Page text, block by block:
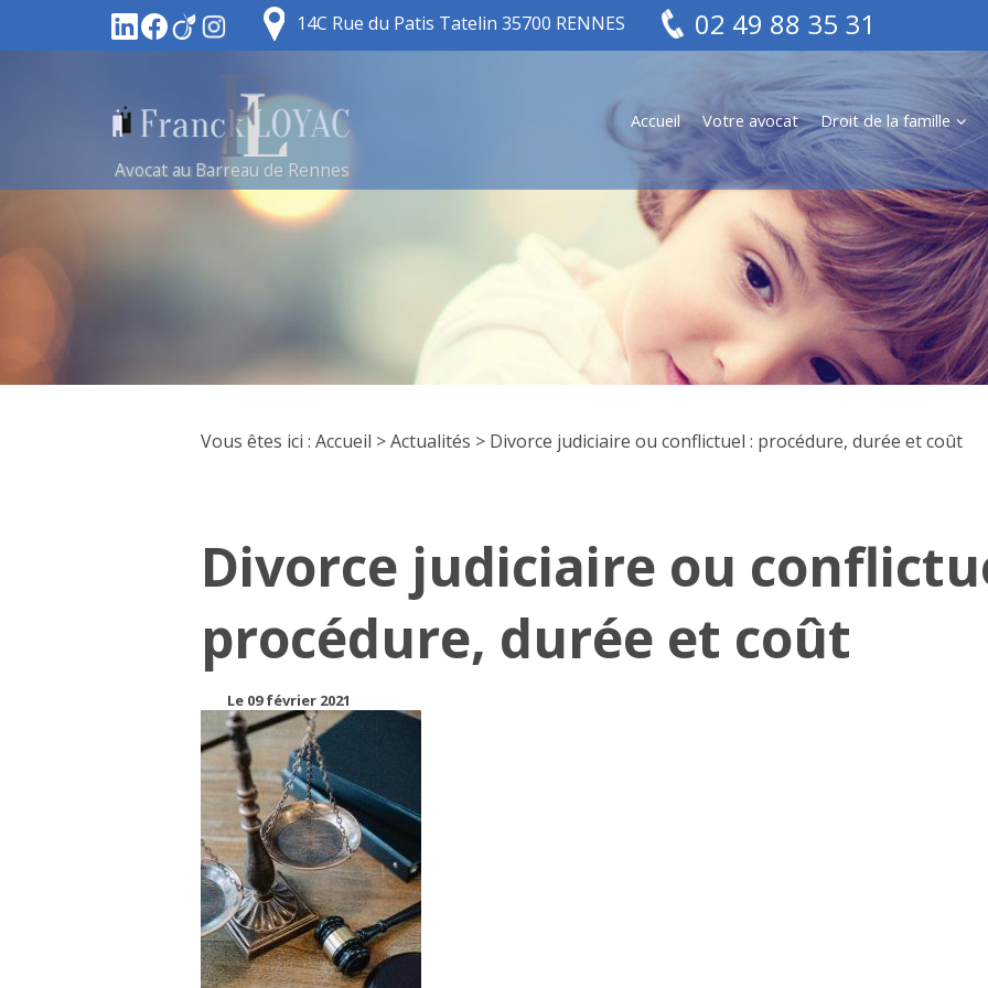
Avocat au Barreau de Rennes
14C Rue du Patis Tatelin 35700 RENNES 02 49 88 35 31
Accueil Votre avocat Droit de la famille
Vous êtes ici : Accueil >Actualités > Divorce judiciaire ou conflictuel : procédure, durée et coût
Divorce judiciaire ou
procédure, durée et coût
Le 09 février 2021